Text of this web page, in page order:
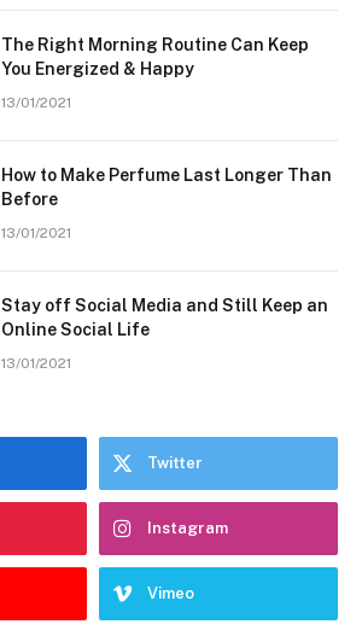
The Right Morning Routine Can Keep
You Energized & Happy
13/01/2021
How to Make Perfume Last Longer Than
Before
13/01/2021
Stay off Social Media and Still Keep an
Online Social Life
13/01/2021
Twitter
Instagram
Vimeo